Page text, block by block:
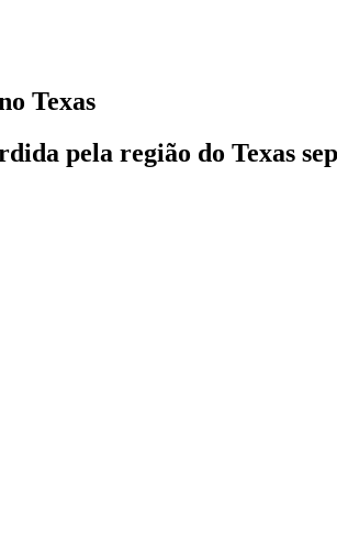
Texas
pela região do Texas